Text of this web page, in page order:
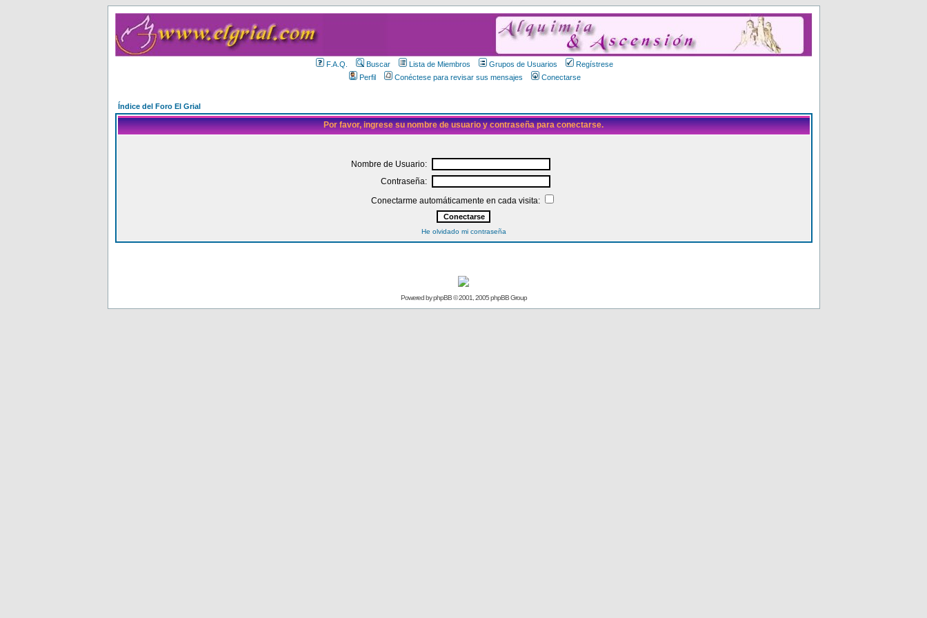
F.A.Q. Buscar Lista de Miembros Grupos de Usuarios
Regístrese
Perfil
Conéctese para revisar sus mensajes Conectarse
Índice del Foro El Grial
Por favor, ingrese su nombre de usuario y contraseña para conectarse.
Nombre de Usuario:
Contraseña:
Conectarme automáticamente en cada visita:
He olvidado mi contraseña
Powered byphpBB© 2001, 2005 phpBB Group